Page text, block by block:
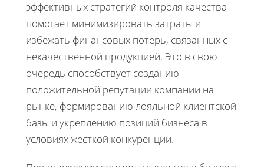
эффективных стратегий контроля качества
помогает минимизировать затраты и
избежать финансовых потерь, связанных с
некачественной продукцией. Это в свою
очередь способствует созданию
положительной репутации компании на
рынке, формированию лояльной клиентской
базы и укреплению позиций бизнеса в
условиях жесткой конкуренции.